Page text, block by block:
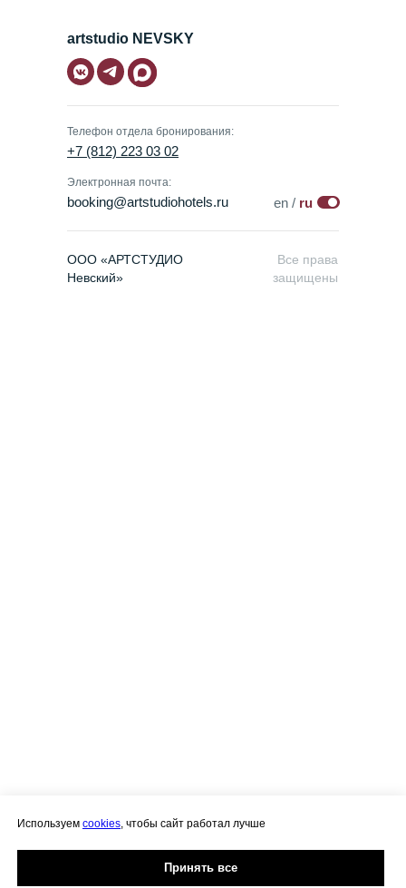
Все права
защищены
ООО «АРТСТУДИО
Невский»
+7 (812) 223 03 02
Телефон отдела бронирования:
artstudio NEVSKY
booking@artstudiohotels.ru
Электронная почта:
en / ru
Используем cookies, чтобы сайт работал лучше
Принять все